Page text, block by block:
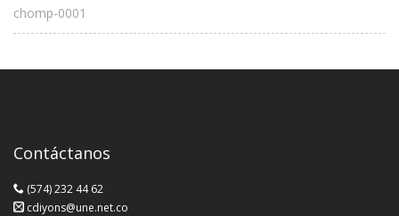
chomp-0001
Contáctanos
(574) 232 44 62
cdiyons@une.net.co